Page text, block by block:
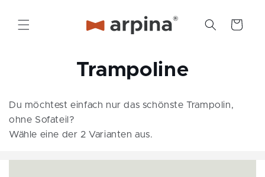
Inhalt
Warenkorb
K
Trampoline
Du möchtest einfach nur das schönste Trampolin,
ohne Sofateil?
Wähle eine der 2 Varianten aus.